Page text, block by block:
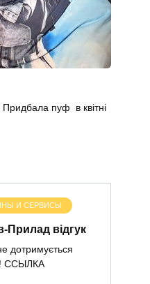
пуф в квітні
И СЕРВИСЫ
Прилад відгук
дотримується
ССЫЛКА